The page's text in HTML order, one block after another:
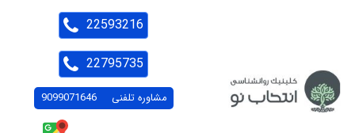
مشاوره تلفنی 9099071646
22593216
22795735